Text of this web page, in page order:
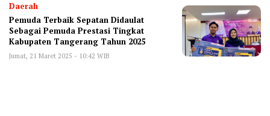
Daerah
Pemuda Terbaik Sepatan Didaulat
Sebagai Pemuda Prestasi Tingkat
Kabupaten Tangerang Tahun 2025
Jumat, 21 Maret 2025 - 10:42 WIB